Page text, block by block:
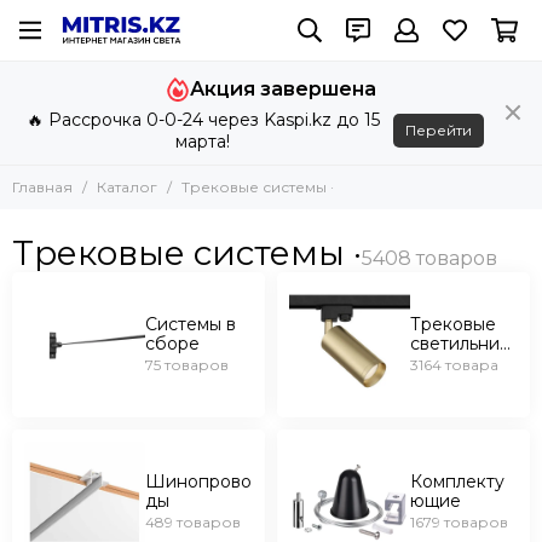
Трековые системы ·
Системы в сборе
Трековые светильники
Шинопроводы
Струнные светильники
🔥 Рассрочка 0-0-24 через Kaspi.kz до 15
марта!
Акция завершена
Перейти
Главная Каталог Трековые системы ·
Трековые системы ·
Системы в
сборе
75 товаров
Трековые
светильник
и
3164 товара
Шинопрово
ды
489 товаров
Комплекту
ющие
1679 товаров